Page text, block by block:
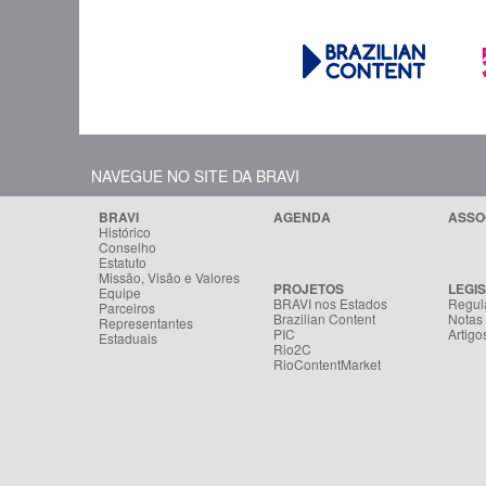
NAVEGUE NO SITE DA BRAVI
BRAVI
Histórico
Conselho
Estatuto
Missão, Visão e Valores
Equipe
Parceiros
Representantes
Estaduais
AGENDA
PROJETOS
BRAVI nos Estados
Brazilian Content
PIC
Rio2C
RioContentMarket
Notas